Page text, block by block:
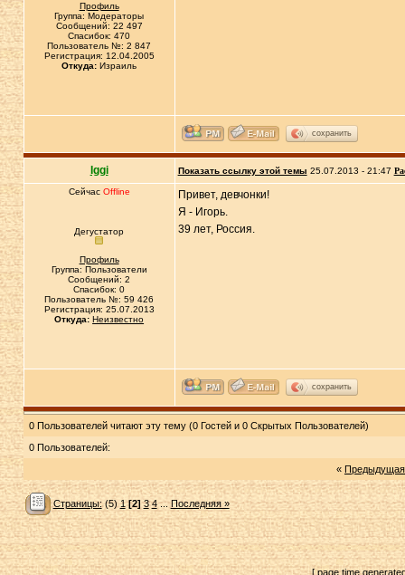
Профиль
Группа: Модераторы
Сообщений: 22 497
Спасибок: 470
Пользователь №: 2 847
Регистрация: 12.04.2005
Откуда: Израиль
сохранить
Iggi Показать ссылку этой темы 25.07.2013 - 21:47
Сейчас Offline
Дегустатор
Профиль
Группа: Пользователи
Сообщений: 2
Спасибок: 0
Пользователь №: 59 426
Регистрация: 25.07.2013
Откуда: Неизвестно
Привет, девчонки!
Я - Игорь.
39 лет, Россия.
сохранить
0 Пользователей читают эту тему (0 Гостей и 0 Скрытых Пользователей)
0 Пользователей:
«
Страницы:(5) 1 [2] 3 4...Последняя »
[ page time